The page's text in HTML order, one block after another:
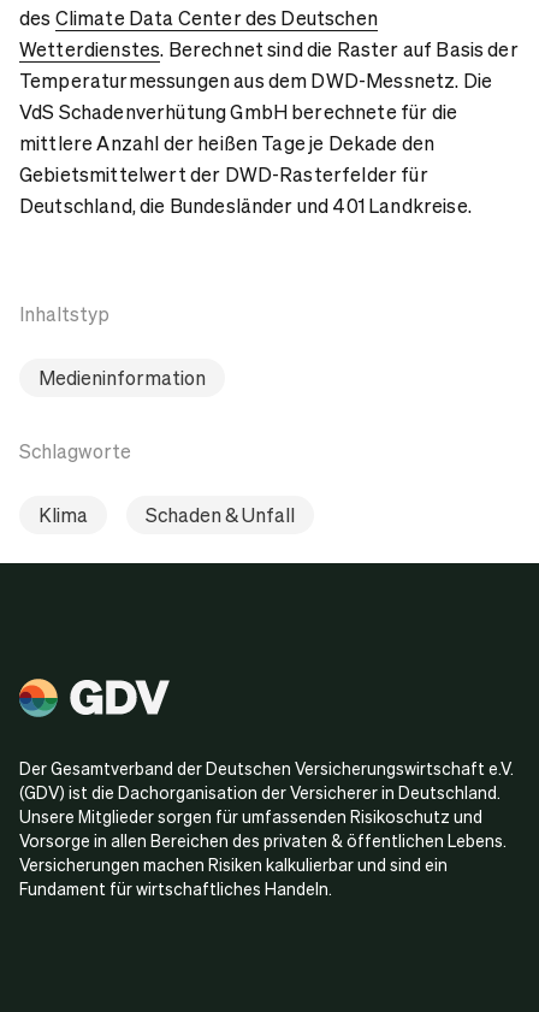
des Climate Data Center des Deutschen
Wetterdienstes. Berechnet sind die Raster auf Basis der
Temperaturmessungen aus dem DWD-Messnetz. Die
VdS Schadenverhütung GmbH berechnete für die
mittlere Anzahl der heißen Tage je Dekade den
Gebietsmittelwert der DWD-Rasterfelder für
Deutschland, die Bundesländer und 401 Landkreise.
Inhaltstyp
Medieninformation
Schlagworte
Klima Schaden & Unfall
Der Gesamtverband der Deutschen Versicherungswirtschaft e.V.
(GDV) ist die Dachorganisation der Versicherer in Deutschland.
Unsere Mitglieder sorgen für umfassenden Risikoschutz und
Vorsorge in allen Bereichen des privaten & öffentlichen Lebens.
Versicherungen machen Risiken kalkulierbar und sind ein
Fundament für wirtschaftliches Handeln.